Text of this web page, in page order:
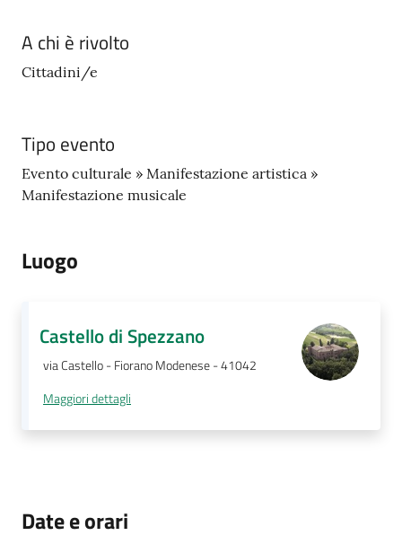
A chi è rivolto
Cittadini/e
Tipo evento
Evento culturale » Manifestazione artistica »
Manifestazione musicale
Luogo
Castello di Spezzano
via Castello - Fiorano Modenese - 41042
Maggiori dettagli
Date e orari